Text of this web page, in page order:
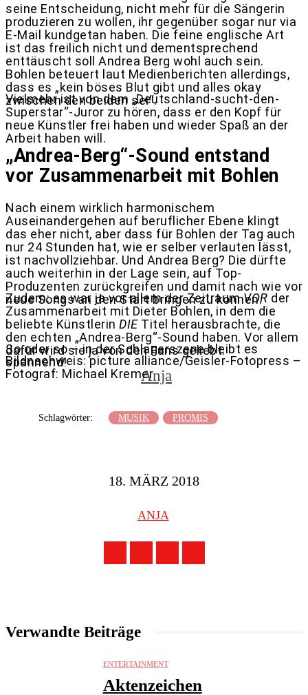
seine Entscheidung, nicht mehr für die Sängerin
produzieren zu wollen, ihr gegenüber sogar nur via
E-Mail kundgetan haben. Die feine englische Art
ist das freilich nicht und dementsprechend
enttäuscht soll Andrea Berg wohl auch sein.
Bohlen beteuert laut Medienberichten allerdings,
dass es „kein böses Blut gibt und alles okay
zwischen den beiden sei“.
Vielmehr ist von dem „Deutschland-sucht-den-
Superstar“-Juror zu hören, dass er den Kopf für
neue Künstler frei haben und wieder Spaß an der
Arbeit haben will.
„Andrea-Berg“-Sound entstand
vor Zusammenarbeit mit Bohlen
Nach einem wirklich harmonischem
Auseinandergehen auf beruflicher Ebene klingt
das eher nicht, aber dass für Bohlen der Tag auch
nur 24 Stunden hat, wie er selber verlauten lässt,
ist nachvollziehbar. Und Andrea Berg? Die dürfte
auch weiterhin in der Lage sein, auf Top-
Produzenten zurückgreifen und damit nach wie vor
neue Songs an den Start bringen zu können.
Zudem: es war ja vor allem der ZeitraumVOR der
Zusammenarbeit mit Dieter Bohlen, in dem die
beliebte Künstlerin DIETitel herausbrachte, die
den echten „Andrea-Berg“-Sound haben. Vor allem
dafür wird sie ja von den Fans geliebt.
So oder so – in der Schlagerszene bleibt es
spannend!
Bildnachweis: picture alliance/Geisler-Fotopress –
Fotograf: Michael KremerAnja
Schlagwörter: MUSIK PROMIS
18. MÄRZ 2018
ANJA
Verwandte Beiträge
ENTERTAINMENT
Aktenzeichen